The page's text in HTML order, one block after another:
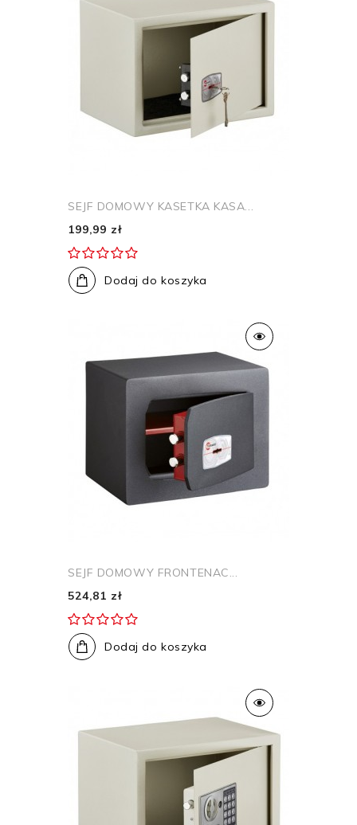
SEJF DOMOWY KASETKA KASA...
199,99 zł
Dodaj do koszyka
SEJF DOMOWY FRONTENAC...
524,81 zł
Dodaj do koszyka